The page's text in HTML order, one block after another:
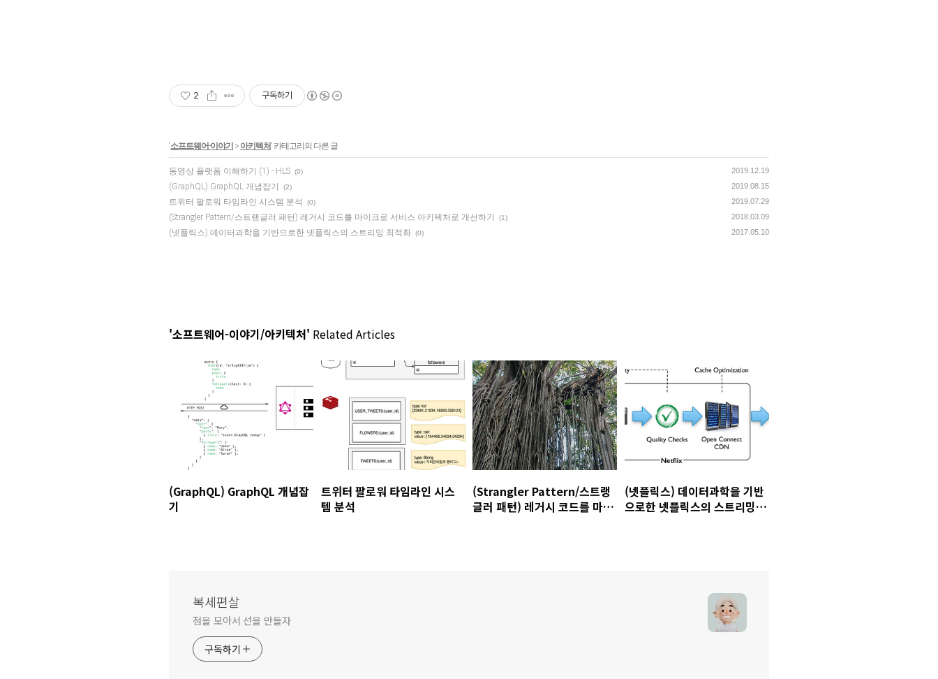
2 구독하기
'소프트웨어-이야기 > 아키텍처' 카테고리의 다른 글
동영상 플랫폼 이해하기 (1) - HLS (0) 2019.12.19
(GraphQL) GraphQL 개념잡기 (2) 2019.08.15
트위터 팔로워 타임라인 시스템 분석 (0) 2019.07.29
(Strangler Pattern/스트랭글러 패턴) 레거시 코드를 마이크로 서비스 아키텍처로 개선하기 (1) 2018.03.09
(넷플릭스) 데이터과학을 기반으로한 넷플릭스의 스트리밍 최적화 (0) 2017.05.10
'소프트웨어-이야기/아키텍처' Related Articles
(GraphQL) GraphQL 개념잡
기
트위터 팔로워 타임라인 시스
템 분석
(Strangler Pattern/스트랭
글러 패턴) 레거시 코드를 마이
(넷플릭스) 데이터과학을 기반
으로한 넷플릭스의 스트리밍
복세편살
점을 모아서 선을 만들자
구독하기